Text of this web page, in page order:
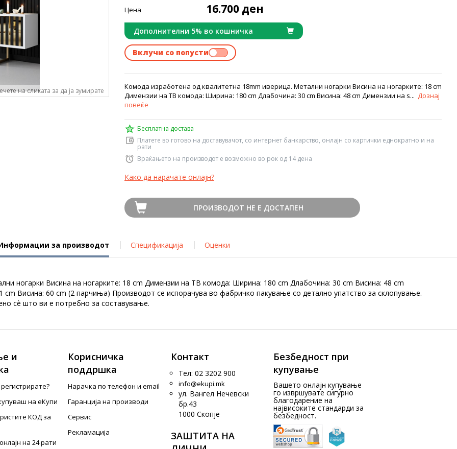
на сликата за да ја зумирате
Цена 16.700 ден
Дополнителни 5% во кошничка
Вклучи со попусти
Комода изработена од квалитетна 18mm иверица. Метални ногарки Висина на ногарките: 18 cm
Димензии на ТВ комода: Ширина: 180 cm Длабочина: 30 cm Висина: 48 cm Димензии на ѕ... Дознај
повеќе
Бесплатна достава
Платете во готово на доставувачот, со интернет банкарство, онлајн со картички еднократно и на
рати
Враќањето на производот е возможно во рок од 14 дена
Како да нарачате онлајн?
ПРОИЗВОДОТ НЕ Е ДОСТАПЕН
за производот Спецификација Оценки
ногарки Висина на ногарките: 18 cm Димензии на ТВ комода: Ширина: 180 cm Длабочина: 30 cm Висина: 48 cm
Висина: 60 cm (2 парчиња) Производот се испорачува во фабричко пакување со детално упатство за склопување.
сè што ви е потребно за составување.
и
на еКупи
КОД за
на 24 рати
Корисничка
поддршка
Нарачка по телефон и еmail
Гаранција на производи
Сервис
Рекламација
Контакт
Тел: 02 3202 900
info@ekupi.mk
ул. Вангел Нечевски
бр.43
1000 Скопје
ЗАШТИТА НА
Безбедност при
купување
Вашето онлајн купување
го извршувате сигурно
благодарение на
највисоките стандарди за
безбедност.